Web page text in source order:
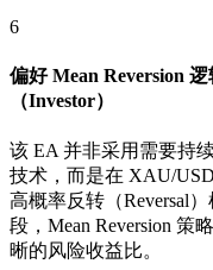
6
偏好 Mean Reversion
（Investor）
该 EA 并非采用需要持
技术，而是在 XAU/
高概率反转（Reversal
段，Mean Reversion 策
晰的风险收益比。